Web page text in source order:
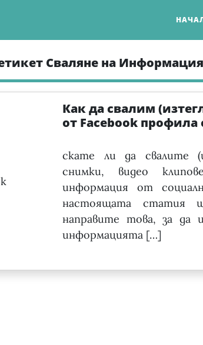
Сваляне на Информация
Как да свалим
от Facebook профила
скате ли да свалите
снимки, видео
информация от
настоящата статия
направите това, за да
информацията […]